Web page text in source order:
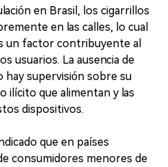
en Brasil, los cigarrillos
en las calles, lo cual
un factor contribuyente al
usuarios. La ausencia de
hay supervisión sobre su
ilícito que alimentan y las
dispositivos.
que en países
consumidores menores de